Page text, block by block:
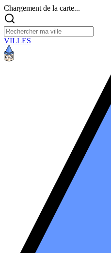
Chargement de la carte...
VILLES